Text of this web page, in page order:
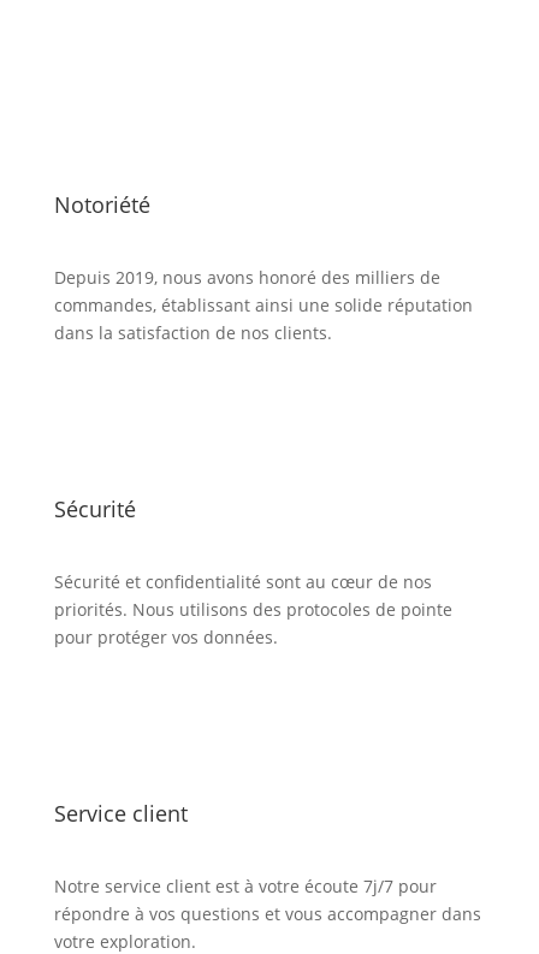
Notoriété
Depuis 2019, nous avons honoré des milliers de
commandes, établissant ainsi une solide réputation
dans la satisfaction de nos clients.
Sécurité
Sécurité et confidentialité sont au cœur de nos
priorités. Nous utilisons des protocoles de pointe
pour protéger vos données.
Service client
Notre service client est à votre écoute 7j/7 pour
répondre à vos questions et vous accompagner dans
votre exploration.